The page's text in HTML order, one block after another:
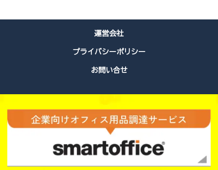
運営会社
プライバシーポリシー
お問い合せ